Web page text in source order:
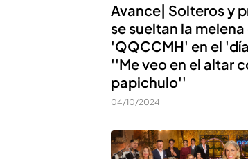
Avance| Solteros y
se sueltan la melena
'QQCCMH' en el
''Me veo en el altar
papichulo''
04/10/2024